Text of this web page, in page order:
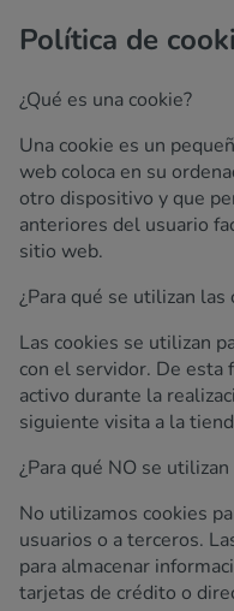
Política de
¿Qué es una cookie?
Una cookie es un
web coloca en su
otro dispositivo y que
anteriores del usuario
sitio web.
¿Para qué se utilizan
Las cookies se utilizan
con el servidor. De esta
activo durante la
siguiente visita a la
¿Para qué NO se
No utilizamos cookies
usuarios o a terceros.
para almacenar
tarjetas de crédito o